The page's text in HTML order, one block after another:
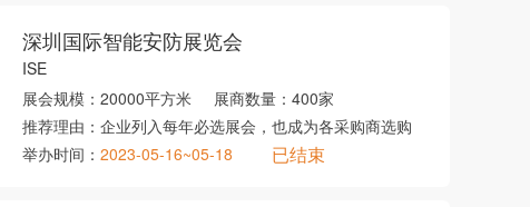
深圳国际智能安防展览会
ISE
展会规模： 20000平方米 展商数量： 400家
推荐理由： 企业列入每年必选展会，也成为各采购商选购
举办时间： 2023-05-16~05-18 已结束